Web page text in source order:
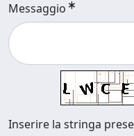
Messaggio
Inserire la stringa